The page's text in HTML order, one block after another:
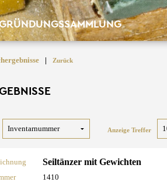
| Zurück
Anzeige Treffer
Seiltänzer mit Gewichten
1410